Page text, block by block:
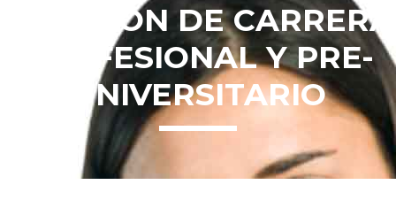
ELECCIÓN DE CARRERA
PROFESIONAL Y PRE-
UNIVERSITARIO